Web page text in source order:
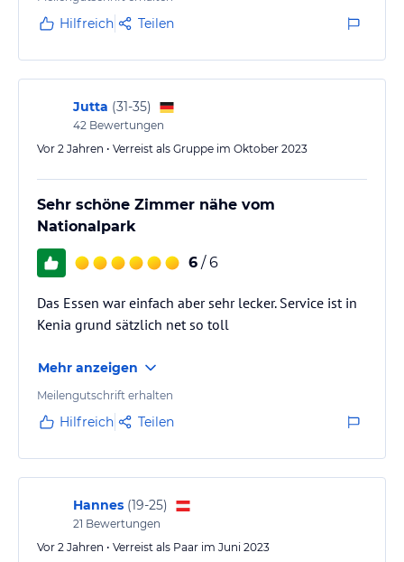
Hilfreich Teilen
Jutta (31-35)
42 Bewertungen
Vor 2 Jahren • Verreist als Gruppe im Oktober 2023
Sehr schöne Zimmer nähe vom
Nationalpark
6 / 6
Das Essen war einfach aber sehr lecker. Service ist in
Kenia grund sätzlich net so toll
Mehr anzeigen
Meilengutschrift erhalten
Hilfreich Teilen
Hannes (19-25)
21 Bewertungen
Vor 2 Jahren • Verreist als Paar im Juni 2023